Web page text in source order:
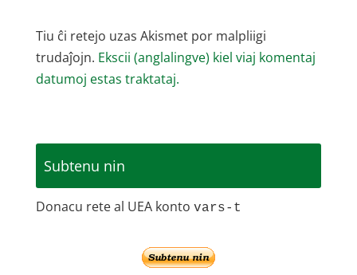
Tiu ĉi retejo uzas Akismet por malpliigi
trudaĵojn. Ekscii (anglalingve) kiel viaj komentaj
datumoj estas traktataj.
Subtenu nin
Donacu rete al UEA konto vars-t